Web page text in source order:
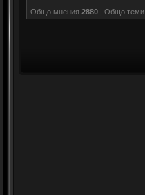
Общо мнения 2880| Общо теми